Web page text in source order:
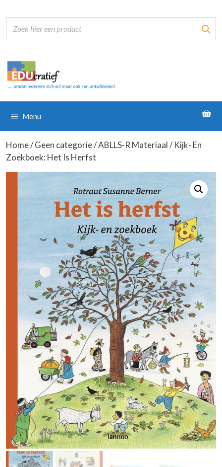
naar
inhoud
Menu
Home/Geen categorie/ABLLS-R Materiaal/ Kijk- En
Zoekboek: Het Is Herfst